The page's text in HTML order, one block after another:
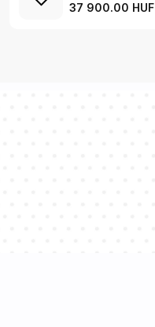
37 900.00 HUF